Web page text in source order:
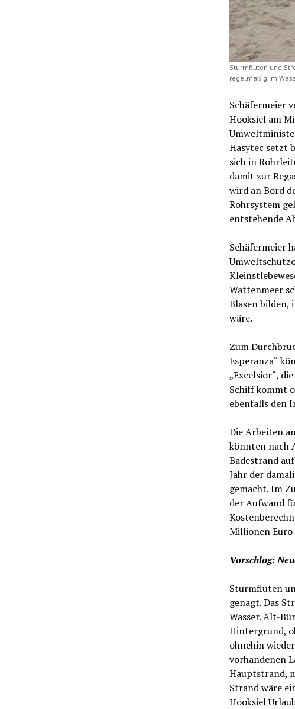
Sturmfluten und
regelmäßig im
Schäfermeier
Hooksiel am
Hasytec setzt
sich in
damit zur
wird an Bord
Rohrsystem
entstehende
Schäfermeier
Wattenmeer
Blasen bilden,
wäre.
Zum
Esperanza“
„Excelsior“,
Schiff kommt
ebenfalls den
Die Arbeiten
könnten nach
Badestrand
Jahr der
gemacht. Im
der Aufwand
Millionen Euro
Vorschlag:
Sturmfluten
genagt. Das
Wasser. Alt-
Hintergrund,
ohnehin
vorhandenen
Hauptstrand,
Strand wäre
Hooksiel